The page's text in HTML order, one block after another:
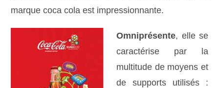
marque coca cola est impressionnante.
Omniprésente, elle se
caractérise par la
multitude de moyens et
de supports utilisés :